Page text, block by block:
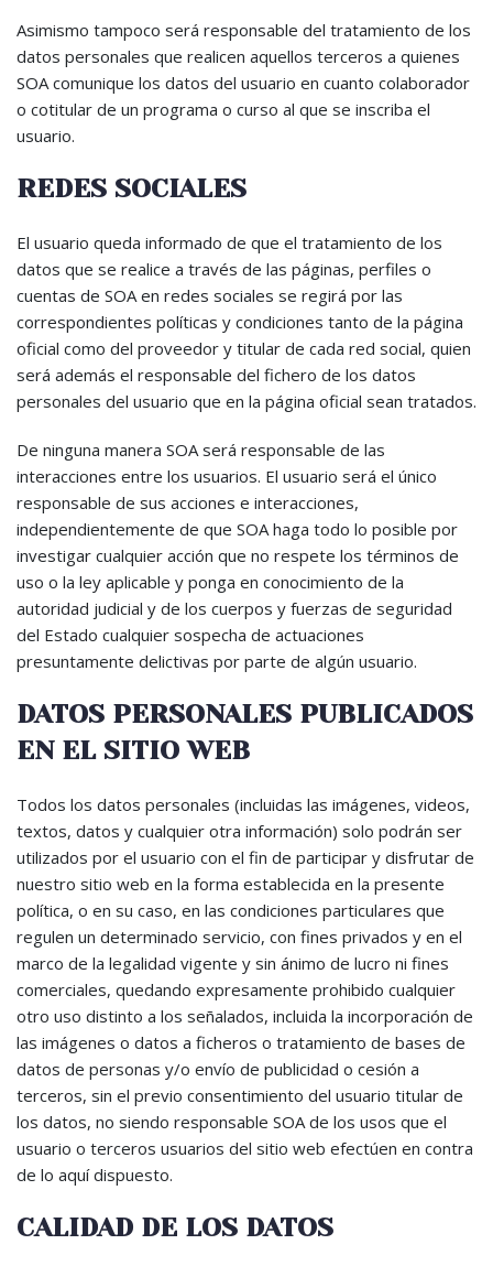
Asimismo tampoco será responsable del tratamiento de los
datos personales que realicen aquellos terceros a quienes
SOA comunique los datos del usuario en cuanto colaborador
o cotitular de un programa o curso al que se inscriba el
usuario.
REDES SOCIALES
El usuario queda informado de que el tratamiento de los
datos que se realice a través de las páginas, perfiles o
cuentas de SOA en redes sociales se regirá por las
correspondientes políticas y condiciones tanto de la página
oficial como del proveedor y titular de cada red social, quien
será además el responsable del fichero de los datos
personales del usuario que en la página oficial sean tratados.
De ninguna manera SOA será responsable de las
interacciones entre los usuarios. El usuario será el único
responsable de sus acciones e interacciones,
independientemente de que SOA haga todo lo posible por
investigar cualquier acción que no respete los términos de
uso o la ley aplicable y ponga en conocimiento de la
autoridad judicial y de los cuerpos y fuerzas de seguridad
del Estado cualquier sospecha de actuaciones
presuntamente delictivas por parte de algún usuario.
DATOS PERSONALES PUBLICADOS
EN EL SITIO WEB
Todos los datos personales (incluidas las imágenes, videos,
textos, datos y cualquier otra información) solo podrán ser
utilizados por el usuario con el fin de participar y disfrutar de
nuestro sitio web en la forma establecida en la presente
política, o en su caso, en las condiciones particulares que
regulen un determinado servicio, con fines privados y en el
marco de la legalidad vigente y sin ánimo de lucro ni fines
comerciales, quedando expresamente prohibido cualquier
otro uso distinto a los señalados, incluida la incorporación de
las imágenes o datos a ficheros o tratamiento de bases de
datos de personas y/o envío de publicidad o cesión a
terceros, sin el previo consentimiento del usuario titular de
los datos, no siendo responsable SOA de los usos que el
usuario o terceros usuarios del sitio web efectúen en contra
de lo aquí dispuesto.
CALIDAD DE LOS DATOS